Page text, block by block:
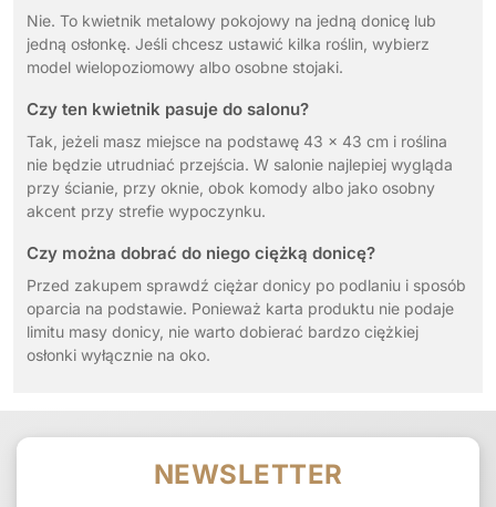
Nie. To kwietnik metalowy pokojowy na jedną donicę lub
jedną osłonkę. Jeśli chcesz ustawić kilka roślin, wybierz
model wielopoziomowy albo osobne stojaki.
Czy ten kwietnik pasuje do salonu?
Tak, jeżeli masz miejsce na podstawę 43 x 43 cm i roślina
nie będzie utrudniać przejścia. W salonie najlepiej wygląda
przy ścianie, przy oknie, obok komody albo jako osobny
akcent przy strefie wypoczynku.
Czy można dobrać do niego ciężką donicę?
Przed zakupem sprawdź ciężar donicy po podlaniu i sposób
oparcia na podstawie. Ponieważ karta produktu nie podaje
limitu masy donicy, nie warto dobierać bardzo ciężkiej
osłonki wyłącznie na oko.
NEWSLETTER